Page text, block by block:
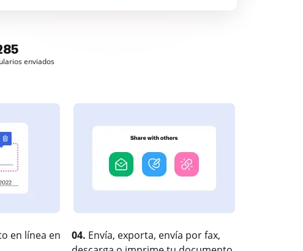
enviados
en línea en
04. Envía, exporta, envía por fax,